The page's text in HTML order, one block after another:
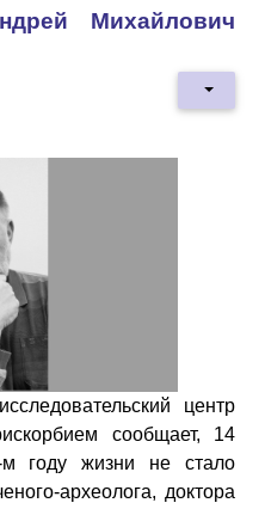
Михайлович
центр
сообщает, 14
году жизни не стало
археолога, доктора